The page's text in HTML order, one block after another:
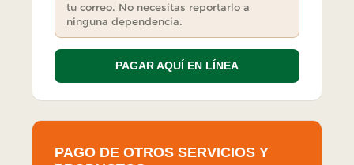
tu correo. No necesitas reportarlo a
ninguna dependencia.
PAGAR AQUÍ EN LÍNEA
PAGO DE OTROS SERVICIOS Y